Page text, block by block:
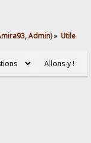
,Admin) » Utile